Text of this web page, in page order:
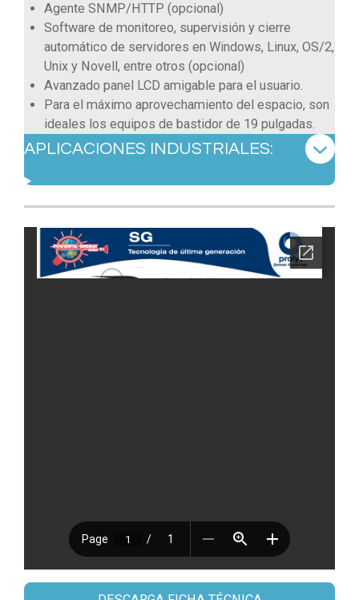
Agente SNMP/HTTP (opcional)
Software de monitoreo, supervisión y cierre
automático de servidores en Windows, Linux, OS/2,
Unix y Novell, entre otros (opcional)
Avanzado panel LCD amigable para el usuario.
Para el máximo aprovechamiento del espacio, son
ideales los equipos de bastidor de 19 pulgadas.
APLICACIONES INDUSTRIALES: